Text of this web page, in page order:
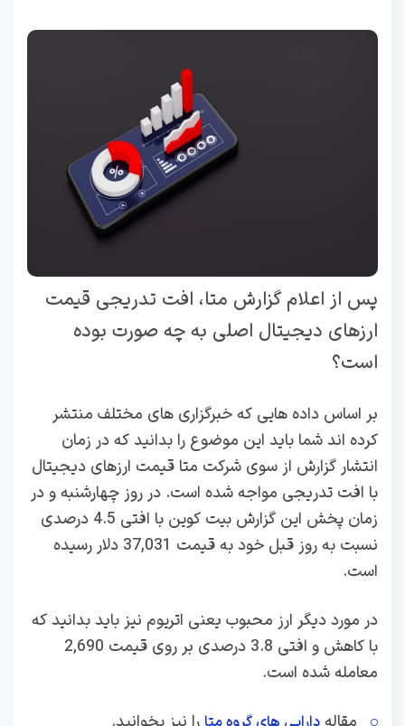
پس از اعلام گزارش متا، افت تدریجی قیمت
ارزهای دیجیتال اصلی به چه صورت بوده
است؟
بر اساس داده هایی که خبرگزاری های مختلف منتشر
کرده اند شما باید این موضوع را بدانید که در زمان
انتشار گزارش از سوی شرکت متا قیمت ارزهای دیجیتال
با افت تدریجی مواجه شده است. در روز چهارشنبه و در
زمان پخش این گزارش بیت کوین با افتی 4.5 درصدی
نسبت به روز قبل خود به قیمت 37,031 دلار رسیده
است.
در مورد دیگر ارز محبوب یعنی اتریوم نیز باید بدانید که
با کاهش و افتی 3.8 درصدی بر روی قیمت 2,690
معامله شده است.